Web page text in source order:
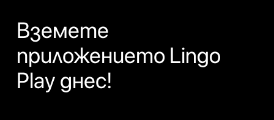
Вземете
приложението Lingo
Play днес!